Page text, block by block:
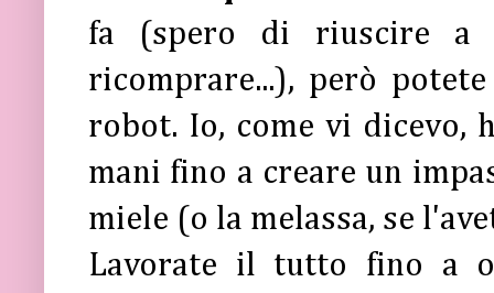
fa (spero di riuscire a
ricomprare...), però
robot. Io, come vi dicevo,
mani fino a creare un
miele (o la melassa, se
Lavorate il tutto fino a